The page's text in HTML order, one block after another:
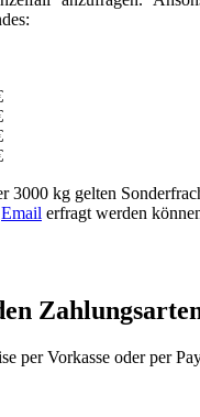
3000 kg gelten
Email erfragt werden
per Vorkasse oder per